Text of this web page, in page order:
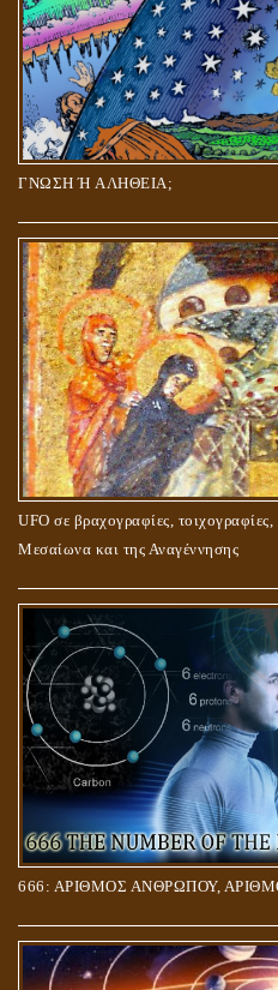
ΓΝΩΣΗ Ή ΑΛΗΘΕΙΑ;
UFO σε βραχογραφίες,
Μεσαίωνα και της Αναγέννησης
666: ΑΡΙΘΜΟΣ ΑΝΘΡΩΠΟΥ,